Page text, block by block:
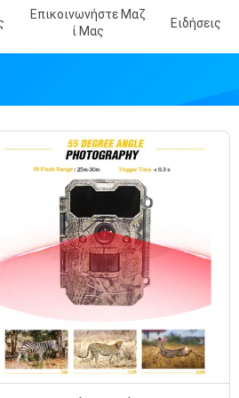
Επικοινωνήστε Μαζ
Ί Μας
Ειδήσεις